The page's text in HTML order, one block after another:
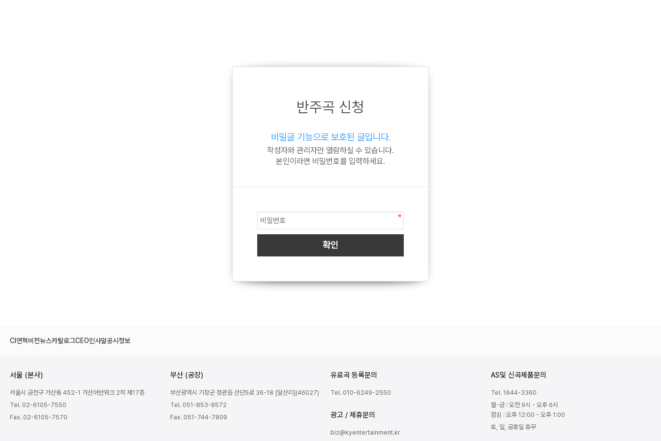
반주곡 신청
비밀글 기능으로 보호된 글입니다.
작성자와 관리자만 열람하실 수 있습니다.
본인이라면 비밀번호를 입력하세요.
CI연혁비전뉴스카탈로그CEO인사말공시정보
서울 (본사)
서울시 금천구 가산동 452-1 가산어반워크 2차 제17층
Tel. 02-6105-7550
Fax. 02-6105-7570
부산 (공장)
부산광역시 기장군 정관읍 산단5로 36-18 [달산리](46027)
Tel. 051-853-8572
Fax. 051-744-7809
유료곡 등록문의
Tel. 010-6249-2550
광고 / 제휴문의
biz@kyentertainment.kr
AS및 신곡제품문의
Tel. 1644-3360
월-금 : 오전 9시 - 오후 6시
점심 : 오후 12:00 - 오후 1:00
토, 일, 공휴일 휴무